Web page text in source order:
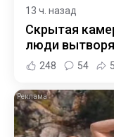
13 ч. назад
Скрытая
люди
248 54